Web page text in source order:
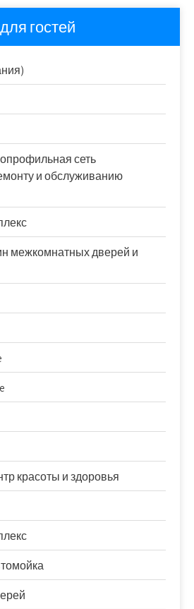
гостей
сеть
и обслуживанию
межкомнатных дверей и
красоты и здоровья